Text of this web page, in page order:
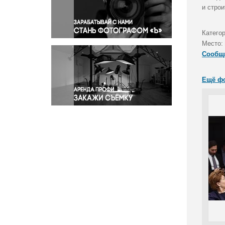
Правосудие
Происшествия и конфликты
Религия
Светская жизнь
Спорт
Экология
Экономика и бизнес
и
Место:
Ещё